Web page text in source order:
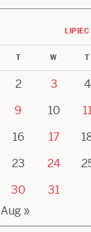
T W T
2 3 4
9 10
16 17
23 24
30
31
Aug »